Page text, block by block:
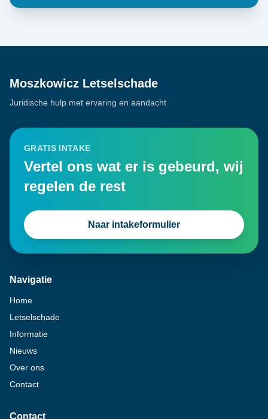
Moszkowicz Letselschade
Juridische hulp met ervaring en aandacht
GRATIS INTAKE
Vertel ons wat er is gebeurd, wij
regelen de rest
Naar intakeformulier
Navigatie
Home
Letselschade
Informatie
Nieuws
Over ons
Contact
Contact